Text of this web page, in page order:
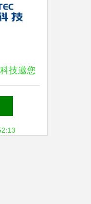
技邀您
电池关
会